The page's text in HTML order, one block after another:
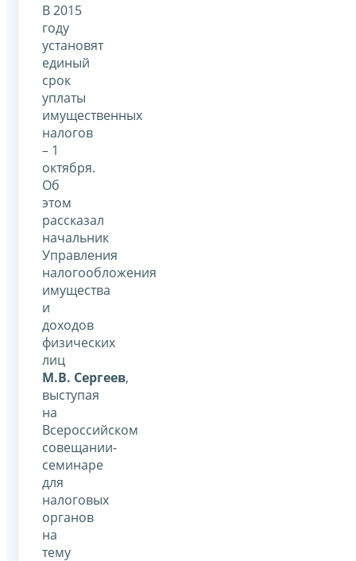
В 2015
году
установят
единый
срок
уплаты
имущественных
налогов
– 1
октября.
Об
этом
рассказал
начальник
Управления
налогообложения
имущества
и
доходов
физических
лиц
М.В. Сергеев,
выступая
на
Всероссийском
совещании-
семинаре
для
налоговых
органов
на
тему